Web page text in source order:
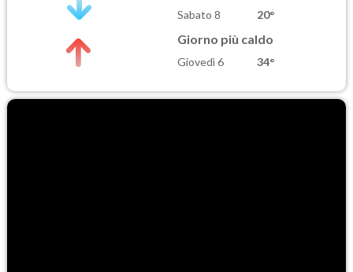
Sabato 8 20°
Giorno più caldo
Giovedì 6 34°